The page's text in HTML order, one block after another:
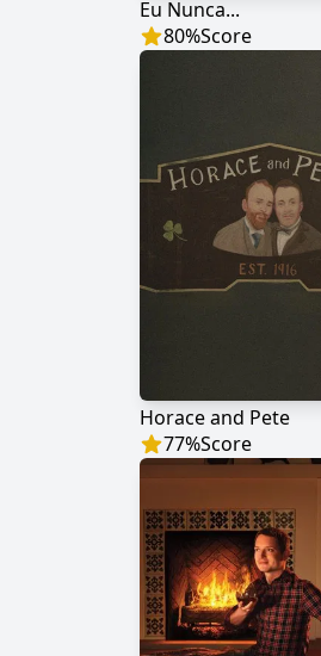
Eu Nunca...
80%Score
Horace and Pete
77%Score